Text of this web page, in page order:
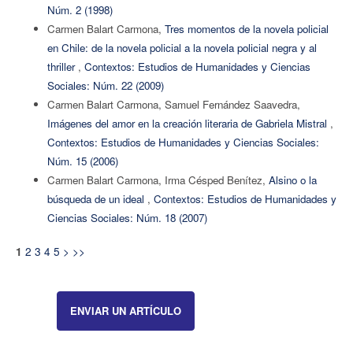
Núm. 2 (1998)
Carmen Balart Carmona, Tres momentos de la novela policial
en Chile: de la novela policial a la novela policial negra y al
thriller , Contextos: Estudios de Humanidades y Ciencias
Sociales: Núm. 22 (2009)
Carmen Balart Carmona, Samuel Fernández Saavedra,
Imágenes del amor en la creación literaria de Gabriela Mistral ,
Contextos: Estudios de Humanidades y Ciencias Sociales:
Núm. 15 (2006)
Carmen Balart Carmona, Irma Césped Benítez, Alsino o la
búsqueda de un ideal , Contextos: Estudios de Humanidades y
Ciencias Sociales: Núm. 18 (2007)
1 2 3 4 5 > >>
ENVIAR UN ARTÍCULO